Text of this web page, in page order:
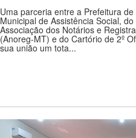
Uma parceria entre a Prefeitura
Municipal de Assistência Social,
Associação dos Notários e
(Anoreg-MT) e do Cartório de 2º
sua união um tota...